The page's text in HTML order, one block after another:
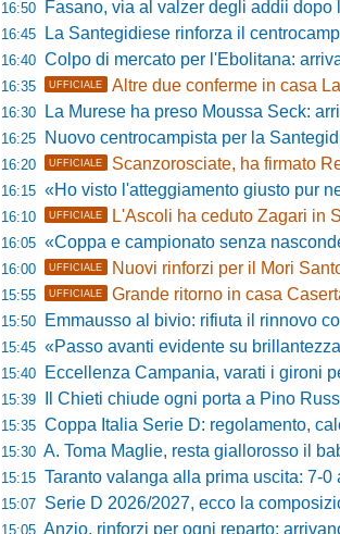
16:50 Fasano, via al valzer degli addii dopo l'esclusione dalla
16:45 La Santegidiese rinforza il centrocampo:
16:40 Colpo di mercato per l'Ebolitana: arriva
16:35 UFFICIALE Altre due conferme in casa
16:30 La Murese ha preso Moussa Seck:
16:25 Nuovo centrocampista per la
16:20 UFFICIALE Scanzorosciate, ha firmato
16:15 «Ho visto l'atteggiamento giusto pur nella sconfitta»: Birindelli
16:10 UFFICIALE L'Ascoli ha ceduto Zagari in
16:05 «Coppa e campionato senza nasconderci»: Matt Rizzetta
16:00 UFFICIALE Nuovi rinforzi per il Mori
15:55 UFFICIALE Grande ritorno in casa
15:50 Emmausso al bivio: rifiuta il rinnovo col
15:45 «Passo avanti evidente su brillantezza e intensità»: mister
15:40 Eccellenza Campania, varati i gironi
15:39 Il Chieti chiude ogni porta a Pino Russo: la dura
15:35 Coppa Italia Serie D: regolamento, calendario e
15:30 A. Toma Maglie, resta giallorosso il
15:15 Taranto valanga alla prima uscita: 7-0 alla rappresentativa
15:07 Serie D 2026/2027, ecco la
15:05 Anzio, rinforzi per ogni reparto: arrivano